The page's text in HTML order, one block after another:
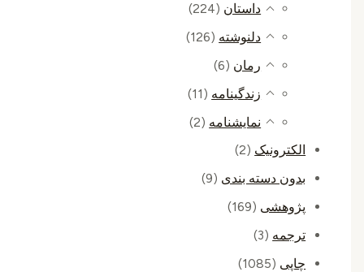
داستان (224)
دلنوشته (126)
رمان (6)
زندگینامه (11)
نمایشنامه (2)
الکترونیک (2)
بدون دسته بندی (9)
پژوهشی (169)
ترجمه (3)
چاپی
(1085)